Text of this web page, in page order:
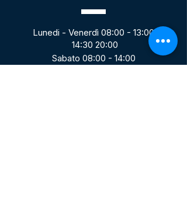
Lunedi - Venerdì 08:00 - 13:00
14:30 20:00
Sabato 08:00 - 14:00